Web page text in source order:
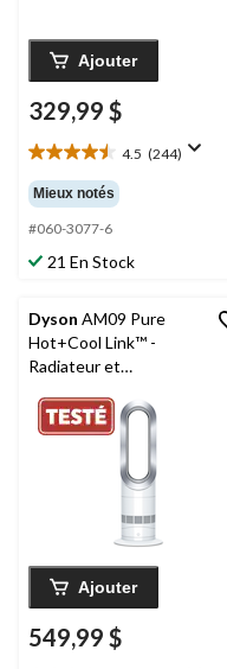
Ajouter
329,99 $
4.5 (244)
4.5
étoile(s)
sur
5.
244
évaluations
Mieux notés
#060-3077-6
21 En Stock
Dyson AM09 Pure
Hot+Cool Link™ -
Radiateur et
portatif avec
télécommande,
blanc/argenté
Ajouter
549,99 $